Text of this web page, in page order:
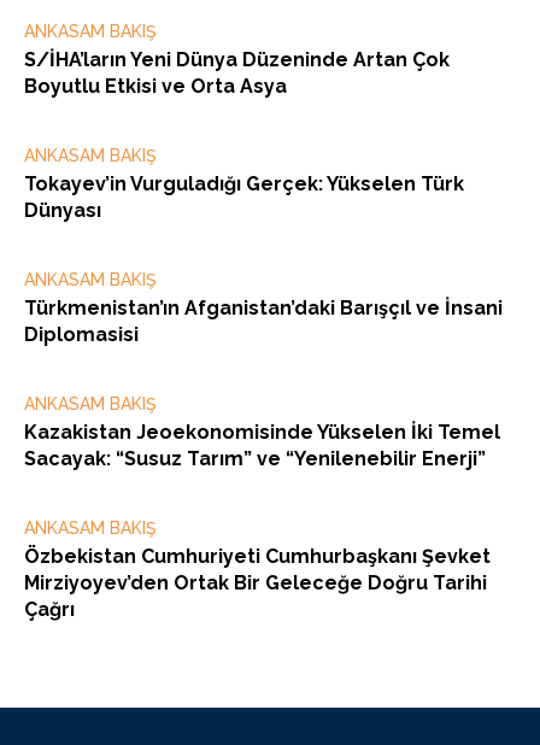
ANKASAM BAKIŞ
S/İHA’ların Yeni Dünya Düzeninde Artan Çok
Boyutlu Etkisi ve Orta Asya
ANKASAM BAKIŞ
Tokayev’in Vurguladığı Gerçek: Yükselen Türk
Dünyası
ANKASAM BAKIŞ
Türkmenistan’ın Afganistan’daki Barışçıl ve İnsani
Diplomasisi
ANKASAM BAKIŞ
Kazakistan Jeoekonomisinde Yükselen İki Temel
Sacayak: “Susuz Tarım” ve “Yenilenebilir Enerji”
ANKASAM BAKIŞ
Özbekistan Cumhuriyeti Cumhurbaşkanı Şevket
Mirziyoyev’den Ortak Bir Geleceğe Doğru Tarihi
Çağrı